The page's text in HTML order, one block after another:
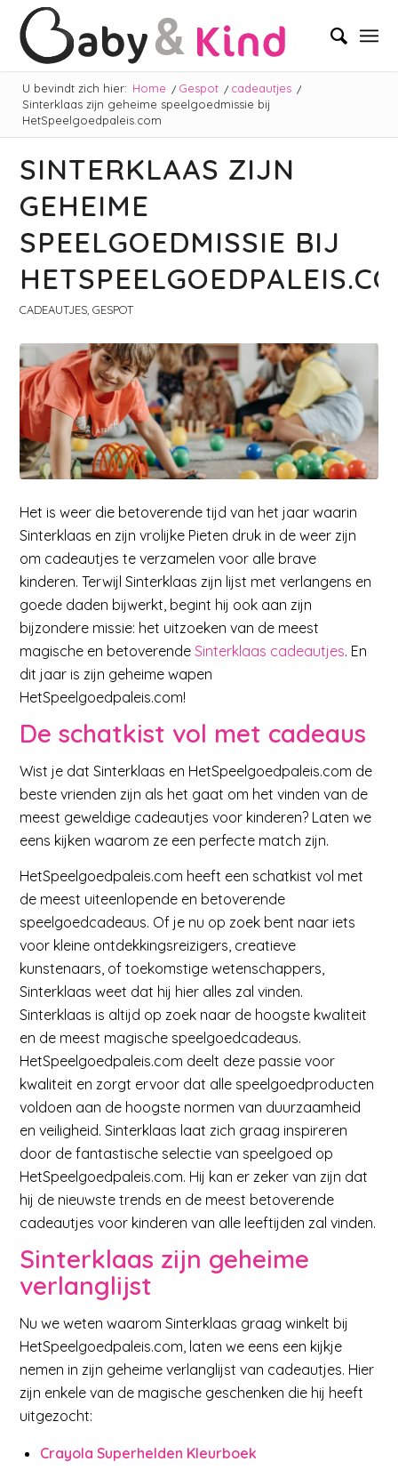
U bevindt zich hier: Home / Gespot / cadeautjes /
Sinterklaas zijn geheime speelgoedmissie bij
HetSpeelgoedpaleis.com
SINTERKLAAS ZIJN
GEHEIME
SPEELGOEDMISSIE BIJ
CADEAUTJES ,GESPOT
Het is weer die betoverende tijd van het jaar waarin
Sinterklaas en zijn vrolijke Pieten druk in de weer zijn
om cadeautjes te verzamelen voor alle brave
kinderen. Terwijl Sinterklaas zijn lijst met verlangens en
goede daden bijwerkt, begint hij ook aan zijn
bijzondere missie: het uitzoeken van de meest
magische en betoverendeSinterklaas cadeautjes. En
dit jaar is zijn geheime wapen
HetSpeelgoedpaleis.com!
De schatkist vol met cadeaus
Wist je dat Sinterklaas en HetSpeelgoedpaleis.com de
beste vrienden zijn als het gaat om het vinden van de
meest geweldige cadeautjes voor kinderen? Laten we
eens kijken waarom ze een perfecte match zijn.
HetSpeelgoedpaleis.com heeft een schatkist vol met
de meest uiteenlopende en betoverende
speelgoedcadeaus. Of je nu op zoek bent naar iets
voor kleine ontdekkingsreizigers, creatieve
kunstenaars, of toekomstige wetenschappers,
Sinterklaas weet dat hij hier alles zal vinden.
Sinterklaas is altijd op zoek naar de hoogste kwaliteit
en de meest magische speelgoedcadeaus.
HetSpeelgoedpaleis.com deelt deze passie voor
kwaliteit en zorgt ervoor dat alle speelgoedproducten
voldoen aan de hoogste normen van duurzaamheid
en veiligheid. Sinterklaas laat zich graag inspireren
door de fantastische selectie van speelgoed op
HetSpeelgoedpaleis.com. Hij kan er zeker van zijn dat
hij de nieuwste trends en de meest betoverende
cadeautjes voor kinderen van alle leeftijden zal vinden.
Sinterklaas zijn geheime
verlanglijst
Nu we weten waarom Sinterklaas graag winkelt bij
HetSpeelgoedpaleis.com, laten we eens een kijkje
nemen in zijn geheime verlanglijst van cadeautjes. Hier
zijn enkele van de magische geschenken die hij heeft
uitgezocht:
Crayola Superhelden Kleurboek